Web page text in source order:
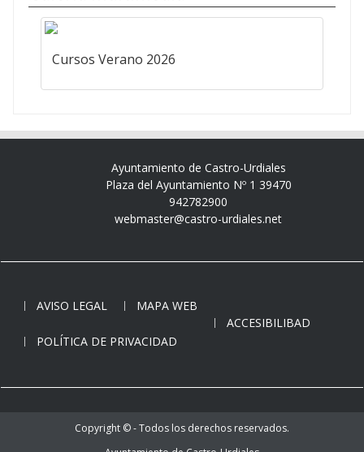
Cursos Verano 2026
Ayuntamiento de Castro-Urdiales
Plaza del Ayuntamiento Nº 1 39470
942782900
webmaster@castro-urdiales.net
AVISO LEGAL
MAPA WEB
ACCESIBILIBAD
POLÍTICA DE PRIVACIDAD
Copyright © - Todos los derechos reservados.